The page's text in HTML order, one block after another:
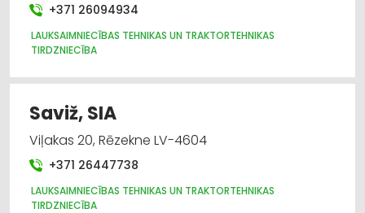
+371 26094934
LAUKSAIMNIECĪBAS TEHNIKAS UN TRAKTORTEHNIKAS
TIRDZNIECĪBA
Saviž, SIA
Viļakas 20, Rēzekne LV-4604
+371 26447738
LAUKSAIMNIECĪBAS TEHNIKAS UN TRAKTORTEHNIKAS
TIRDZNIECĪBA